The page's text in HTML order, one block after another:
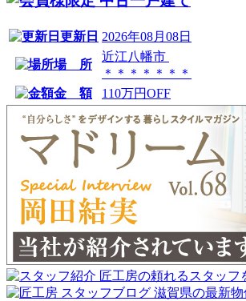
更新日 2026年08月08日
場 所
近江八幡市
＊＊＊＊＊＊＊
金 額
110万円OFF